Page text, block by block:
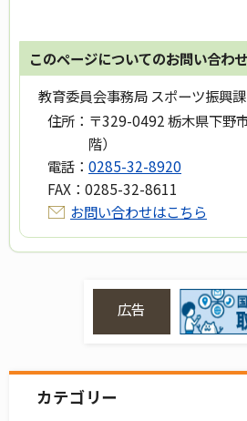
このページについてのお問い合わ
教育委員会事務局 スポーツ振興課
住所： 〒329-0492 栃木県下野
階）
電話： 0285-32-8920
FAX： 0285-32-8611
お問い合わせはこちら
広告
カテゴリー